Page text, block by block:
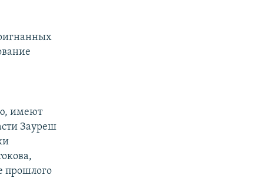
имеют
Зауреш
прошлого